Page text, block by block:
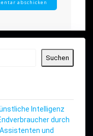
Suchen
Intelligenz
durch
und